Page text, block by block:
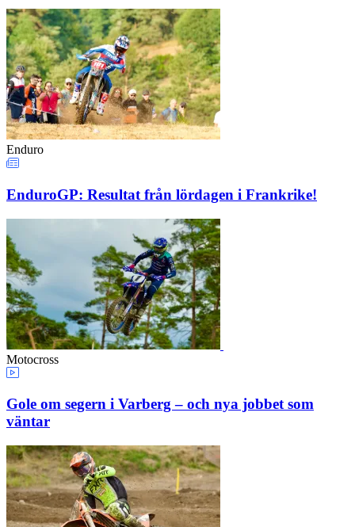
Enduro
EnduroGP: Resultat från lördagen i Frankrike!
Motocross
Gole om segern i Varberg – och nya jobbet som
väntar